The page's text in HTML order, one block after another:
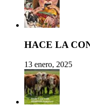
HACE LA
13 enero, 2025